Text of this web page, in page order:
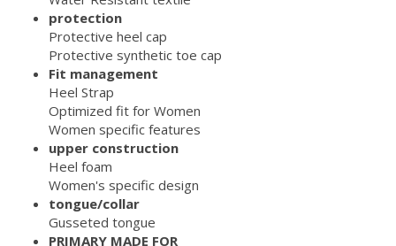
protection
Protective heel cap
Protective synthetic toe cap
Fit management
Heel Strap
Optimized fit for Women
Women specific features
upper construction
Heel foam
Women's specific design
tongue/collar
Gusseted tongue
PRIMARY MADE FOR